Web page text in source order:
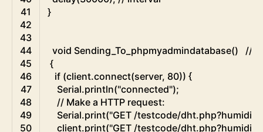
41
42
43
44
45
46
47
48
49
50
}
void Sending_To_phpmyadmindatabase()
//
{
if (client.connect(server, 80)) {
Serial.println("connected");
// Make a HTTP request:
Serial.print("GET /testcode/
client.print("GET /testcode/